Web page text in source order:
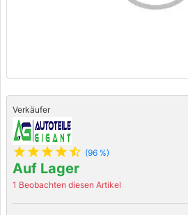
Verkäufer
star star star star star_half (96 %)
Auf Lager
1 Beobachten diesen Artikel